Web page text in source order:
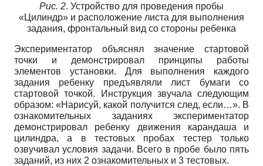
Рис. 2. Устройство для проведения пробы
«Цилиндр» и расположение листа для выполнения
задания, фронтальный вид со стороны ребенка
Экспериментатор объяснял значение стартовой
точки и демонстрировал принципы работы
элементов установки. Для выполнения каждого
задания ребенку предъявляли лист бумаги со
стартовой точкой. Инструкция звучала следующим
образом: «Нарисуй, какой получится след, если…». В
ознакомительных заданиях экспериментатор
демонстрировал ребенку движения карандаша и
цилиндра, а в тестовых пробах тестер только
озвучивал условия задачи. Всего в пробе было пять
заданий, из них 2 ознакомительных и 3 тестовых.